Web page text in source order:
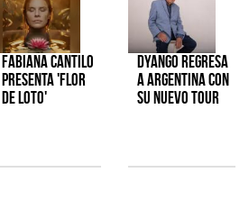
Fabiana Cantilo
presenta 'Flor
de Loto'
Dyango regresa
a Argentina con
su nuevo tour